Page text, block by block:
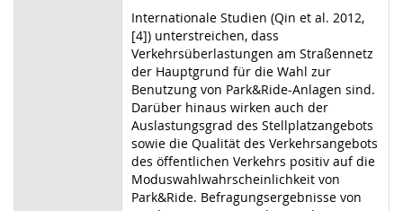
Internationale Studien (Qin et al. 2012,
[4]) unterstreichen, dass
Verkehrsüberlastungen am Straßennetz
der Hauptgrund für die Wahl zur
Benutzung von Park&Ride-Anlagen sind.
Darüber hinaus wirken auch der
Auslastungsgrad des Stellplatzangebots
sowie die Qualität des Verkehrsangebots
des öffentlichen Verkehrs positiv auf die
Moduswahlwahrscheinlichkeit von
Park&Ride. Befragungsergebnisse von